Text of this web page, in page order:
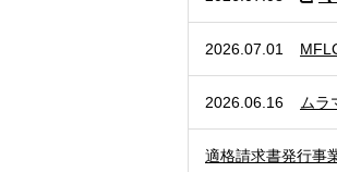
2026.07.01
2026.06.16 ムラ
適格請求書発行事